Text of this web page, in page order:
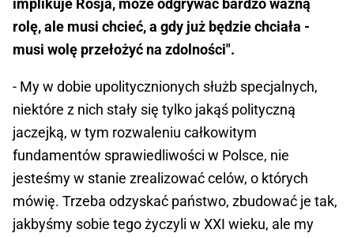
implikuje Rosja, może odgrywać bardzo ważną
rolę, ale musi chcieć, a gdy już będzie chciała -
musi wolę przełożyć na zdolności".
- My w dobie upolitycznionych służb specjalnych,
niektóre z nich stały się tylko jakąś polityczną
jaczejką, w tym rozwaleniu całkowitym
fundamentów sprawiedliwości w Polsce, nie
jesteśmy w stanie zrealizować celów, o których
mówię. Trzeba odzyskać państwo, zbudować je tak,
jakbyśmy sobie tego życzyli w XXI wieku, ale my